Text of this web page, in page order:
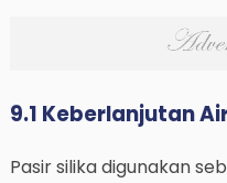
9.1 Keberlanjutan
Pasir silika digunakan